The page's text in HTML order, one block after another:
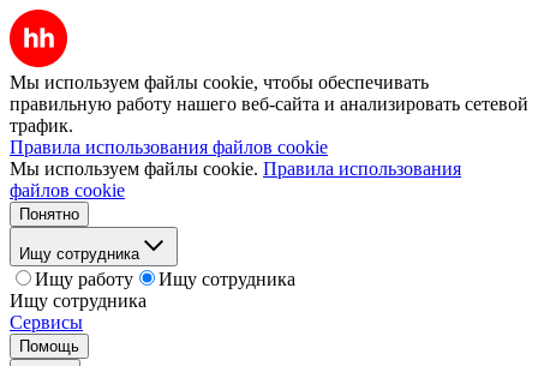
Мы используем файлы cookie, чтобы обеспечивать
правильную работу нашего веб-сайта и анализировать сетевой
трафик.
Правила использования файлов cookie
Мы используем файлы cookie. Правила использования
файлов cookie
Понятно
Ищу сотрудника
Ищу работу
Ищу сотрудника
Ищу сотрудника
Сервисы
Помощь